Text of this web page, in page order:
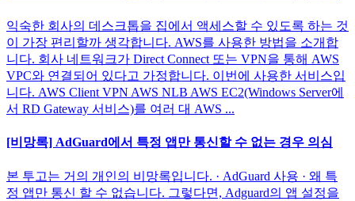
익숙한 회사의 데스크톱을 집에서 액세스할 수 있도록 하는 것
이 가장 편리할까 생각합니다. AWS를 사용한 방법을 소개합
니다. 회사 네트워크가 Direct Connect 또는 VPN을 통해 AWS
VPC와 연결되어 있다고 가정합니다. 이번에 사용한 서비스입
니다. AWS Client VPN AWS NLB AWS EC2(Windows Server에
서 RD Gateway 서비스)를 여러 대 AWS ...
[비망록] AdGuard에서 특정 앱만 통신할 수 없는 경우 의심
본 투고는 거의 개인의 비망록입니다. · AdGuard 사용 · 왜 특
정 앱만 통신 할 수 없습니다. 그렇다면, Adguard의 앱 설정을